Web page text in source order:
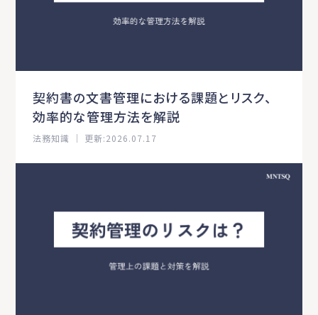
契約書の文書管理における課題とリスク、
効率的な管理方法を解説
法務知識 ｜ 更新:2026.07.17